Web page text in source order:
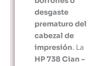
desgaste
prematuro del
cabezal de
impresión. La
HP 738 Cian –